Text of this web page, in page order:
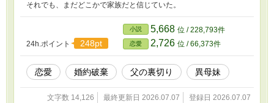
それでも、まだどこかで家族だと信じていた。
24h.ポイント 248pt
小説 5,668 位 / 228,793件
恋愛 2,726 位 / 66,373件
恋愛 婚約破棄 父の裏切り 異母妹
文字数 14,126 最終更新日 2026.07.07 登録日 2026.07.07